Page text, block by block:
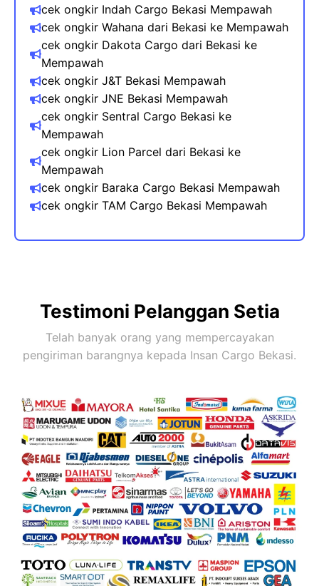
cek ongkir Indah Cargo Bekasi Mempawah
cek ongkir Wahana dari Bekasi​ ke Mempawah
cek ongkir Dakota Cargo dari Bekasi ke
Mempawah
cek ongkir J&T Bekasi Mempawah
cek ongkir JNE Bekasi Mempawah
cek ongkir Sentral Cargo Bekasi ke
Mempawah
cek ongkir Lion Parcel dari Bekasi ke
Mempawah
cek ongkir Baraka Cargo Bekasi Mempawah
cek ongkir TAM Cargo Bekasi Mempawah
Testimoni Pelanggan Setia
Telah banyak orang yang mempercayakan
pengiriman barangnya kepada Insan Cargo Bekasi.